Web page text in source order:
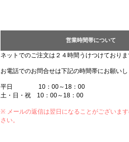
営業時間帯について
ネットでのご注文は２４時間うけつけており
お電話でのお問合せは下記の時間帯にお願い
平日 10：00～18：00
土・日・祝 10：00～18：00
※ メールの返信は翌日になることがございま
さい。